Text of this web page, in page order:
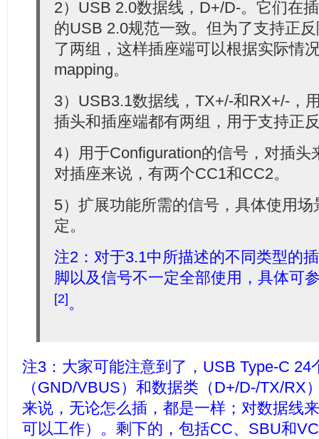
2）USB 2.0数据线，D+/D-。它们在
的USB 2.0规范一致。但为了支持正
了两组，这样插座端可以根据实际情
mapping。
3）USB3.1数据线，TX+/-和RX+/-，
插头和插座端都有两组，用于支持正
4）用于Configuration的信号，对插头
对插座来说，有两个CC1和CC2。
5）扩展功能所需的信号，具体使用
定。
注2：对于3.1中所描述的不同类型的
脚以及信号不一定全部使用，具体可
[2]。
注3：大家可能注意到了，USB Type-C 24
（GND/VBUS）和数据类（D+/D-/TX/RX
来说，无论怎么插，都是一样；对数据线
可以工作）。剩下的，包括CC、SBU和